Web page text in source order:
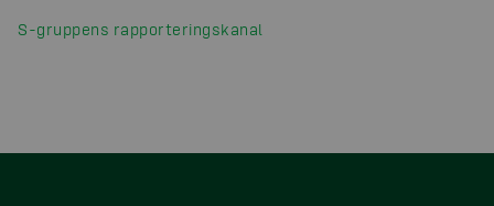
S-gruppens rapporteringskanal